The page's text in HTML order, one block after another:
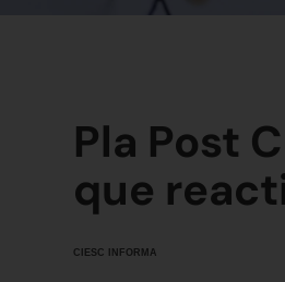
Pla Post
que
CIESC INFORMA